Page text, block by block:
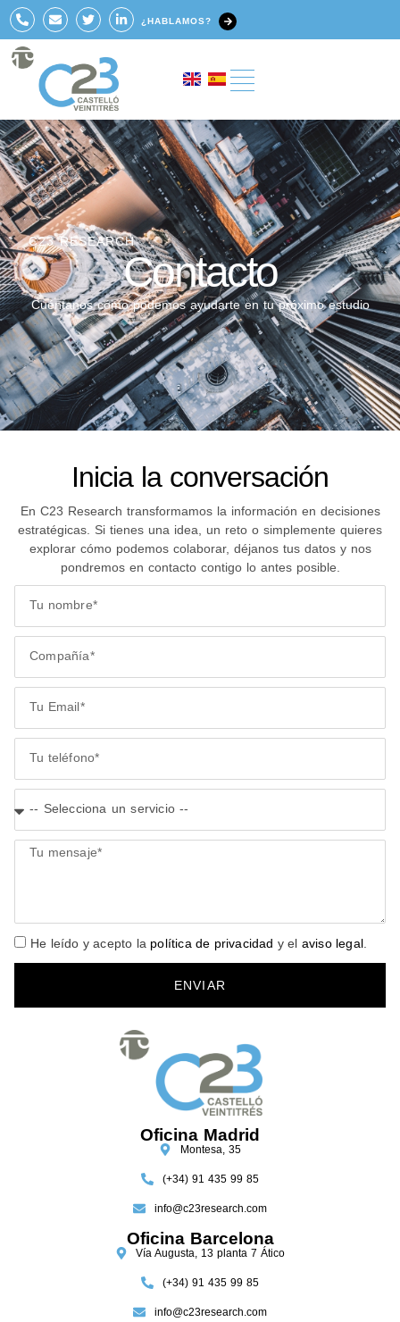
¿HABLAMOS?
C23 RESEARCH
Contacto
Cuéntanos cómo podemos ayudarte en tu próximo estudio
Oficina Madrid
Montesa, 35
(+34) 91 435 99 85
info@c23research.com
Oficina Barcelona
Vía Augusta, 13 planta 7 Ático
(+34) 91 435 99 85
info@c23research.com
Inicia la conversación
En C23 Research transformamos la información en decisiones
estratégicas. Si tienes una idea, un reto o simplemente quieres
explorar cómo podemos colaborar, déjanos tus datos y nos
pondremos en contacto contigo lo antes posible.
He leído y acepto la política de privacidad y el aviso legal
ENVIAR